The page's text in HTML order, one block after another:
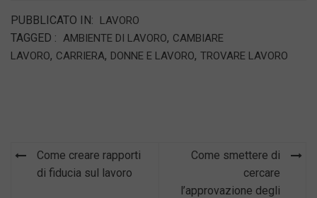
PUBBLICATO IN: LAVORO
TAGGED : AMBIENTE DI LAVORO, CAMBIARE
LAVORO, CARRIERA, DONNE E LAVORO, TROVARE LAVORO
Navigazione
articoli
Come creare rapporti
di fiducia sul lavoro
Come smettere di
cercare
l’approvazione degli